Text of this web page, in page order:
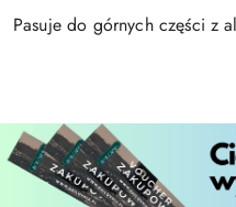
Pasuje do górnych części z